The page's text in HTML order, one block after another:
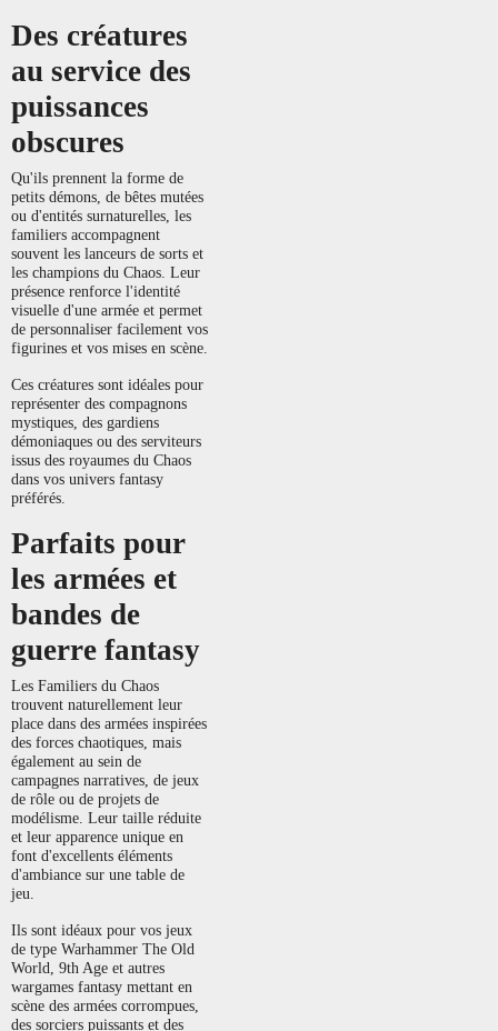
Des créatures
au service des
puissances
obscures
Qu'ils prennent la forme de
petits démons, de bêtes mutées
ou d'entités surnaturelles, les
familiers accompagnent
souvent les lanceurs de sorts et
les champions du Chaos. Leur
présence renforce l'identité
visuelle d'une armée et permet
de personnaliser facilement vos
figurines et vos mises en scène.
Ces créatures sont idéales pour
représenter des compagnons
mystiques, des gardiens
démoniaques ou des serviteurs
issus des royaumes du Chaos
dans vos univers fantasy
préférés.
Parfaits pour
les armées et
bandes de
guerre fantasy
Les Familiers du Chaos
trouvent naturellement leur
place dans des armées inspirées
des forces chaotiques, mais
également au sein de
campagnes narratives, de jeux
de rôle ou de projets de
modélisme. Leur taille réduite
et leur apparence unique en
font d'excellents éléments
d'ambiance sur une table de
jeu.
Ils sont idéaux pour vos jeux
de type Warhammer The Old
World, 9th Age et autres
wargames fantasy mettant en
scène des armées corrompues,
des sorciers puissants et des